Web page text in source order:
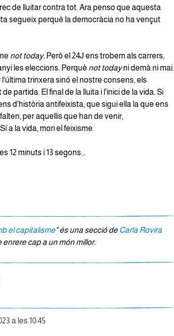
de lluitar contra tot. Ara penso que aquesta
segueix perquè la democràcia no ha vençut
not today.Però el 24J ens trobem als carrers,
les eleccions. Perquè not todayni demà ni mai.
trinxera sinó el nostre consens, els
partida. El final de la lluita i l'inici de la vida. Si
d'història antifeixista, que sigui ella la que ens
per aquellis que han de venir,
a la vida, mori el feixisme.
12 minuts i 13 segons...
el capitalisme" és una secció de Carla Rovira
cap a un món millor.
a les 10:45